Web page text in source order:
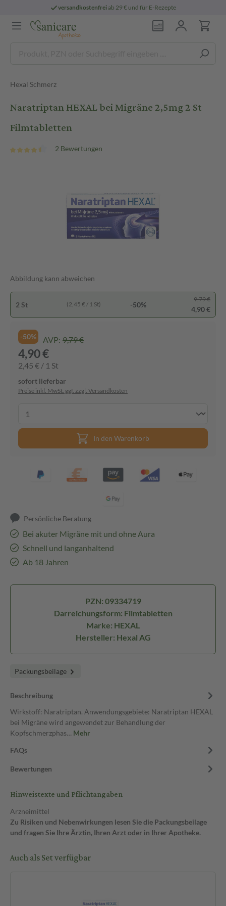
versandkostenfreiab 29 € und für E-Rezepte
Hexal Schmerz
Naratriptan HEXAL bei Migräne 2,5mg 2 St
Filmtabletten
2 Bewertungen
Abbildung kann abweichen
2 St (2,45 € / 1 St) -50%
9,79 €
4,90 €
-50% AVP: 9,79 €
4,90 €
2,45 € / 1 St
sofort lieferbar
Preise inkl. MwSt. ggf. zzgl. Versandkosten
In den Warenkorb
Persönliche Beratung
Bei akuter Migräne mit und ohne Aura
Schnell und langanhaltend
Ab 18 Jahren
PZN: 09334719
Darreichungsform: Filmtabletten
Marke: HEXAL
Hersteller: Hexal AG
Packungsbeilage
Beschreibung
Wirkstoff: Naratriptan. Anwendungsgebiete: Naratriptan HEXAL
bei Migräne wird angewendet zur Behandlung der
Kopfschmerzphas… Mehr
FAQs
Bewertungen
Hinweistexte und Pflichtangaben
Arzneimittel
Zu Risiken und Nebenwirkungen lesen Sie die Packungsbeilage
und fragen Sie Ihre Ärztin, Ihren Arzt oder in Ihrer Apotheke.
Auch als Set verfügbar